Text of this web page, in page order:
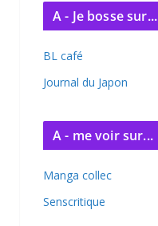
A - Je bosse sur...
BL café
Journal du Japon
A - me voir sur...
Manga collec
Senscritique